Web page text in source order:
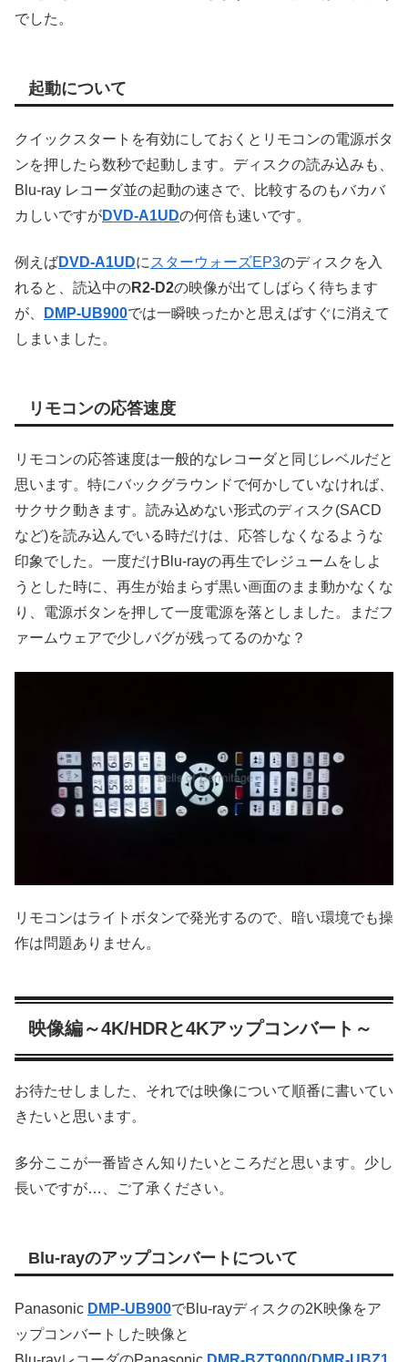
でした。
起動について
クイックスタートを有効にしておくとリモコンの電源ボタ
ンを押したら数秒で起動します。ディスクの読み込みも、
Blu-ray レコーダ並の起動の速さで、比較するのもバカバ
カしいですがDVD-A1UDの何倍も速いです。
例えばDVD-A1UDに スターウォーズEP3のディスクを入
れると、読込中のR2-D2の映像が出てしばらく待ちます
が、
DMP-UB900では一瞬映ったかと思えばすぐに消えて
しまいました。
リモコンの応答速度
リモコンの応答速度は一般的なレコーダと同じレベルだと
思います。特にバックグラウンドで何かしていなければ、
サクサク動きます。読み込めない形式のディスク(SACD
など)を読み込んでいる時だけは、応答しなくなるような
印象でした。一度だけBlu-rayの再生でレジュームをしよ
うとした時に、再生が始まらず黒い画面のまま動かなくな
り、電源ボタンを押して一度電源を落としました。まだフ
ァームウェアで少しバグが残ってるのかな？
リモコンはライトボタンで発光するので、暗い環境でも操
作は問題ありません。
映像編～4K/HDRと4Kアップコンバート～
お待たせしました、それでは映像について順番に書いてい
きたいと思います。
多分ここが一番皆さん知りたいところだと思います。少し
長いですが…、ご了承ください。
Blu-rayのアップコンバートについて
Panasonic DMP-UB900でBlu-rayディスクの2K映像をア
ップコンバートした映像と